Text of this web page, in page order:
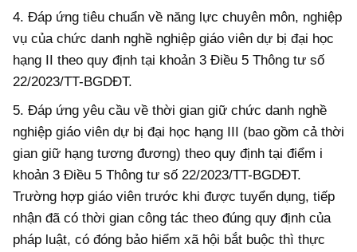
4. Đáp ứng tiêu chuẩn về năng lực chuyên môn, nghiệp
vụ của chức danh nghề nghiệp giáo viên dự bị đại học
hạng II theo quy định tại khoản 3 Điều 5 Thông tư số
22/2023/TT-BGDĐT.
5. Đáp ứng yêu cầu về thời gian giữ chức danh nghề
nghiệp giáo viên dự bị đại học hạng III (bao gồm cả thời
gian giữ hạng tương đương) theo quy định tại điểm i
khoản 3 Điều 5 Thông tư số 22/2023/TT-BGDĐT.
Trường hợp giáo viên trước khi được tuyển dụng, tiếp
nhận đã có thời gian công tác theo đúng quy định của
pháp luật, có đóng bảo hiểm xã hội bắt buộc thì thực